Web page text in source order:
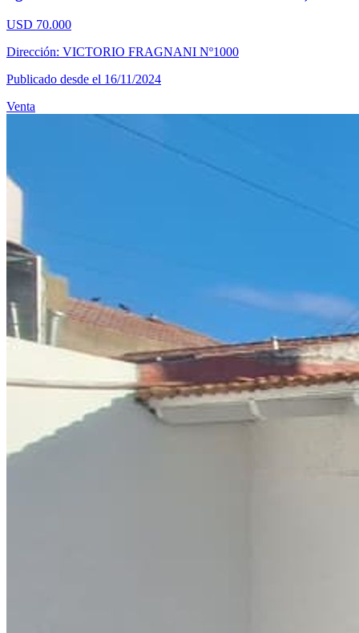
USD 70.000
Dirección: VICTORIO FRAGNANI Nº1000
Publicado desde el 16/11/2024
Venta